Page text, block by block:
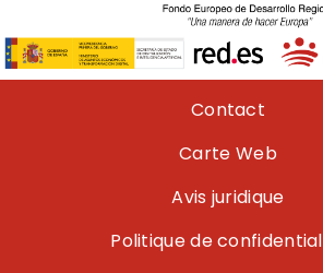
Pie de páginaContact
Carte Web
Avis juridique
Politique de